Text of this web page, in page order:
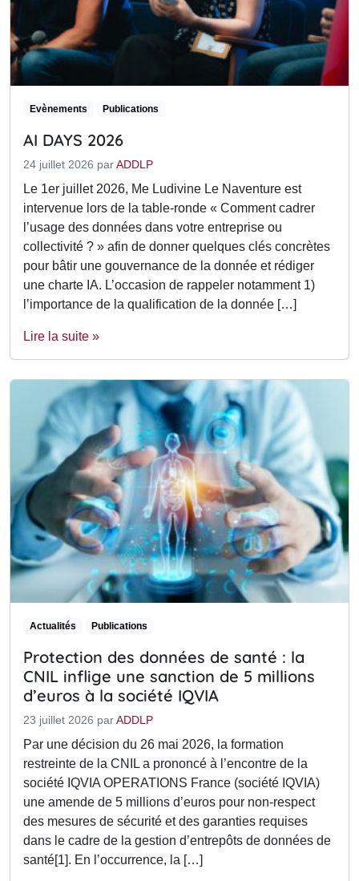
Evènements Publications
AI DAYS 2026
24 juillet 2026 parADDLP
Le 1er juillet 2026, Me Ludivine Le Naventure est
intervenue lors de la table-ronde « Comment cadrer
l’usage des données dans votre entreprise ou
collectivité ? » afin de donner quelques clés concrètes
pour bâtir une gouvernance de la donnée et rédiger
une charte IA. L’occasion de rappeler notamment 1)
l’importance de la qualification de la donnée […]
Lire la suite »
Actualités Publications
Protection des données de santé : la
CNIL inflige une sanction de 5 millions
d’euros à la société IQVIA
23 juillet 2026 parADDLP
Par une décision du 26 mai 2026, la formation
restreinte de la CNIL a prononcé à l’encontre de la
société IQVIA OPERATIONS France (société IQVIA)
une amende de 5 millions d’euros pour non-respect
des mesures de sécurité et des garanties requises
dans le cadre de la gestion d’entrepôts de données de
santé[1]. En l’occurrence, la […]